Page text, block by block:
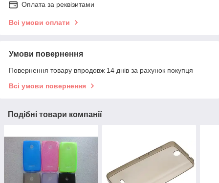
Оплата за реквізитами
Всі умови оплати
Умови повернення
Повернення товару впродовж 14 днів за рахунок покупця
Всі умови повернення
Подібні товари компанії